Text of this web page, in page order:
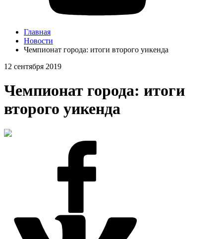
Главная
Новости
Чемпионат города: итоги второго уикенда
12 сентября 2019
Чемпионат города: итоги
второго уикенда